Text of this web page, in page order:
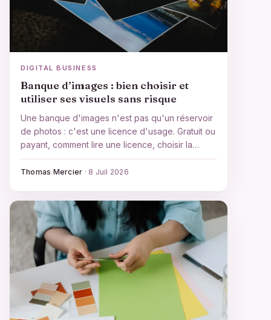
DIGITAL BUSINESS
Banque d’images : bien choisir et
utiliser ses visuels sans risque
Une banque d'images n'est pas qu'un réservoir
de photos : c'est une licence d'usage. Gratuit ou
payant, comment lire une licence, choisir la
bonne plateforme et éviter les pièges juridiques.
Thomas Mercier · 8 Juil 2026